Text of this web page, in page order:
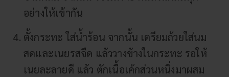
อย่างให้เข้ากัน
ตั้งกระทะ ใส่น้ำร้อน จากนั้น เตรียมถ้วยใส่นม
สดและเนยรสจืด แล้ววางข้างในกระทะ รอให้
เนยละลายดี แล้ว ตักเนื้อเค้กส่วนหนึ่งมาผสม